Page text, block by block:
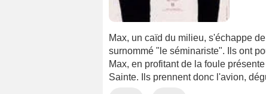
Max, un caïd du milieu, s'échappe
surnommé "le séminariste". Ils ont
Max, en profitant de la foule
Sainte. Ils prennent donc l'avion,